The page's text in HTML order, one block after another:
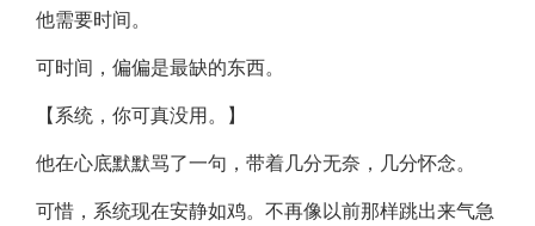
他需要时间。
可时间，偏偏是最缺的东西。
【系统，你可真没用。】
他在心底默默骂了一句，带着几分无奈，几分怀念。
可惜，系统现在安静如鸡。不再像以前那样跳出来气急